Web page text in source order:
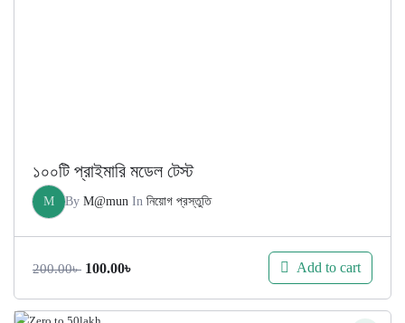
১০০টি প্রাইমারি মডেল টেস্ট
M By M@mun In নিয়োগ প্রস্তুতি
200.00৳ Original
was:
100.00৳
is:
Add to cart